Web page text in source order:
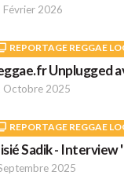
Février 2026
REPORTAGE REGGAE
Unplugged
Octobre 2025
REPORTAGE REGGAE
Sadik - Interview
2025